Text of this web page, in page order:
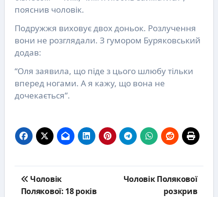
пояснив чоловік.
Подружжя виховує двох доньок. Розлучення
вони не розглядали. З гумором Буряковський
додав:
“Оля заявила, що піде з цього шлюбу тільки
вперед ногами. А я кажу, що вона не
дочекається”.
navigation
Чоловік
Полякової: 18 років
Чоловік Полякової
розкрив